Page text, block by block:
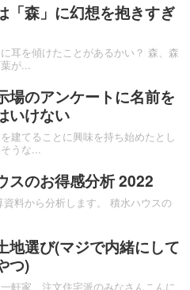
「森」に幻想を抱きすぎ
耳を傾けたことがあるかい？ 森、森
が...
場のアンケートに名前を
いけない
建てることに興味を持ち始めたとし
うな...
スのお得感分析 2022
資料から分析します。 積水ハウスの
地選び(マジで内緒にして
つ)
軒家、注文住宅派のみなさんこんに